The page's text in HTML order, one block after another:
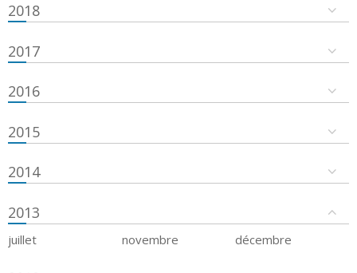
2018
2017
2016
2015
2014
2013
juillet novembre décembre